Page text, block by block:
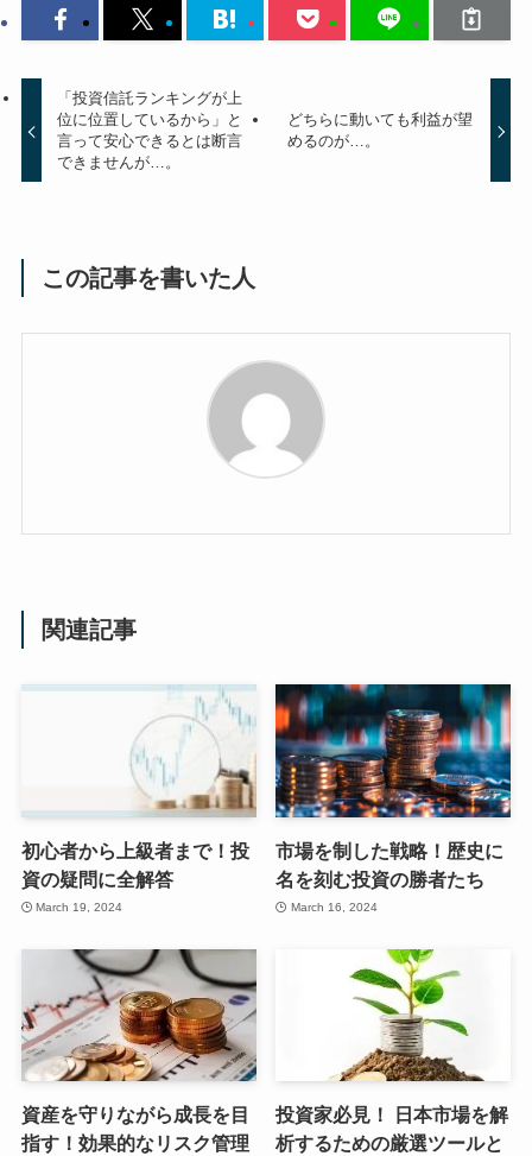
「投資信託ランキングが上
位に位置しているから」と
言って安心できるとは断言
できませんが…。
どちらに動いても利益が望
めるのが…。
この記事を書いた人
関連記事
初心者から上級者まで！投
資の疑問に全解答
March 19, 2024
市場を制した戦略！歴史に
名を刻む投資の勝者たち
March 16, 2024
資産を守りながら成長を目
指す！効果的なリスク管理
投資家必見！ 日本市場を解
析するための厳選ツールと